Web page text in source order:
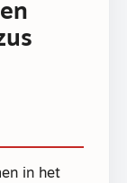
in het